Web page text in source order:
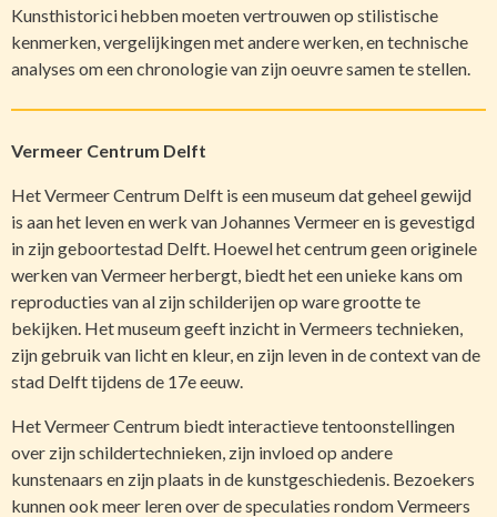
Kunsthistorici hebben moeten vertrouwen op stilistische
kenmerken, vergelijkingen met andere werken, en technische
analyses om een chronologie van zijn oeuvre samen te stellen.
Vermeer Centrum Delft
Het Vermeer Centrum Delft is een museum dat geheel gewijd
is aan het leven en werk van Johannes Vermeer en is gevestigd
in zijn geboortestad Delft. Hoewel het centrum geen originele
werken van Vermeer herbergt, biedt het een unieke kans om
reproducties van al zijn schilderijen op ware grootte te
bekijken. Het museum geeft inzicht in Vermeers technieken,
zijn gebruik van licht en kleur, en zijn leven in de context van de
stad Delft tijdens de 17e eeuw.
Het Vermeer Centrum biedt interactieve tentoonstellingen
over zijn schildertechnieken, zijn invloed op andere
kunstenaars en zijn plaats in de kunstgeschiedenis. Bezoekers
kunnen ook meer leren over de speculaties rondom Vermeers